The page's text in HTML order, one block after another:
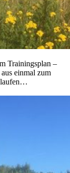
Trainingsplan –
einmal zum
laufen…